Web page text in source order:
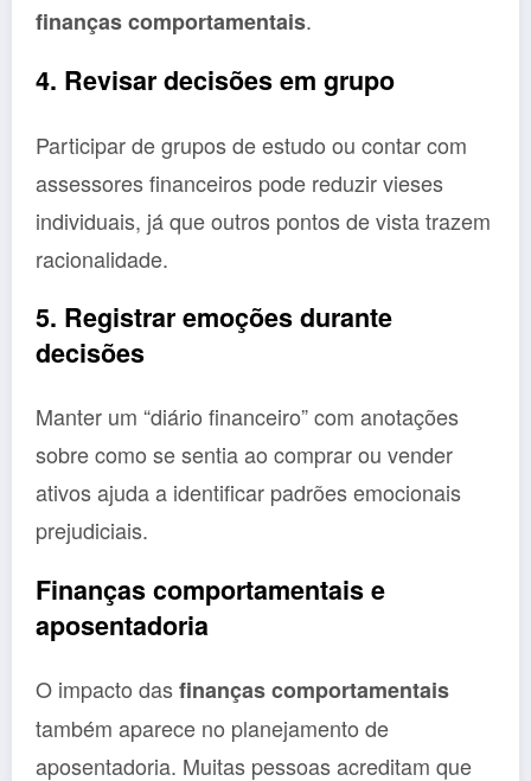
finanças comportamentais.
4. Revisar decisões em grupo
Participar de grupos de estudo ou contar com
assessores financeiros pode reduzir vieses
individuais, já que outros pontos de vista trazem
racionalidade.
5. Registrar emoções durante
decisões
Manter um “diário financeiro” com anotações
sobre como se sentia ao comprar ou vender
ativos ajuda a identificar padrões emocionais
prejudiciais.
Finanças comportamentais e
aposentadoria
O impacto dasfinanças comportamentais
também aparece no planejamento de
aposentadoria. Muitas pessoas acreditam que